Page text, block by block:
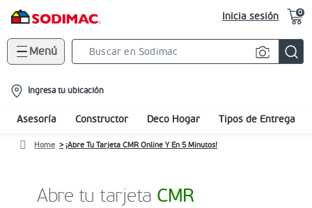
Inicia sesión 0
Menú
location-
icon
Ingresa tu ubicación
Asesoría Constructor Deco Hogar Tipos de Entrega
Home ¡Abre Tu Tarjeta CMR Online Y En 5 Minutos!
Abre tu tarjeta CMR